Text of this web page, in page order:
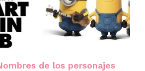
de los personajes